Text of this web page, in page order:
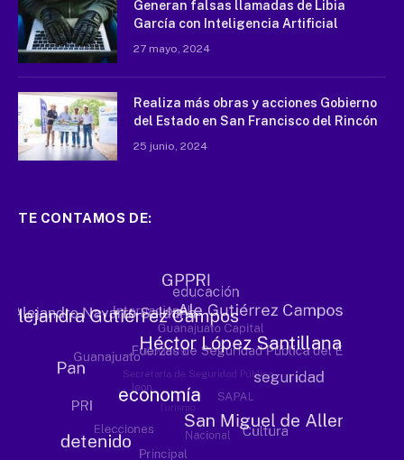
Generan falsas llamadas de Libia
García con Inteligencia Artificial
27 mayo, 2024
Realiza más obras y acciones Gobierno
del Estado en San Francisco del Rincón
25 junio, 2024
TE CONTAMOS DE: